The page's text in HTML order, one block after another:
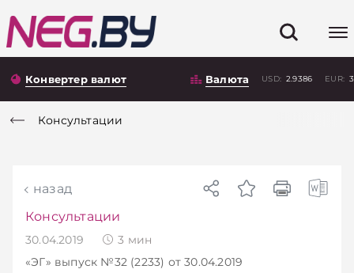
Конвертер валют Валюта USD: 2.9386 EUR:
Консультации
назад
Консультации
30.04.2019 3 мин
«ЭГ» выпуск №32 (2233) от 30.04.2019